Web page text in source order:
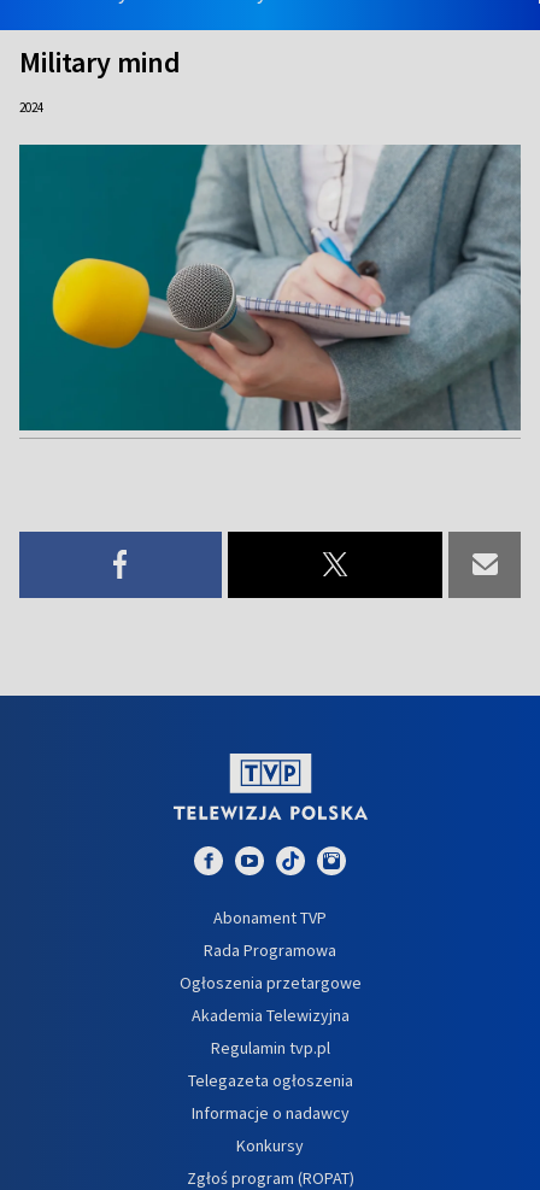
Military mind
2024
Abonament TVP
Rada Programowa
Ogłoszenia przetargowe
Akademia Telewizyjna
Regulamin tvp.pl
Telegazeta ogłoszenia
Informacje o nadawcy
Konkursy
Zgłoś program (ROPAT)